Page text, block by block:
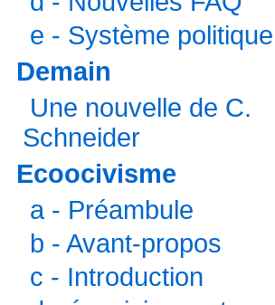
e - Système politique
Demain
Une nouvelle de C.
Schneider
Ecoocivisme
a - Préambule
b - Avant-propos
c - Introduction